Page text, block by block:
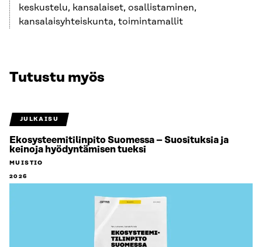
keskustelu, kansalaiset, osallistaminen,
kansalaisyhteiskunta, toimintamallit
Tutustu myös
JULKAISU
Ekosysteemitilinpito Suomessa – Suosituksia ja
keinoja hyödyntämisen tueksi
MUISTIO
2026